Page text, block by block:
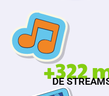
+322
DE